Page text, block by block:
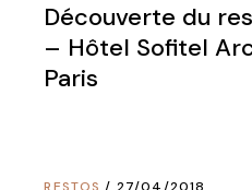
Découverte du
– Hôtel Sofitel
Paris